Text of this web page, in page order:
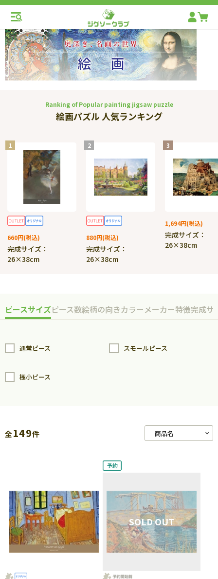
Ranking of Popular painting jigsaw puzzle
絵画パズル 人気ランキング
1
660円
完成サイズ：
26×38cm
2
880円
完成サイズ：
26×38cm
3
1,694円
完成サイズ：
26×38cm
ピースサイズピース数絵柄の向きカラーメーカー特徴完成サ
通常ピース スモールピース
極小ピース
全149件